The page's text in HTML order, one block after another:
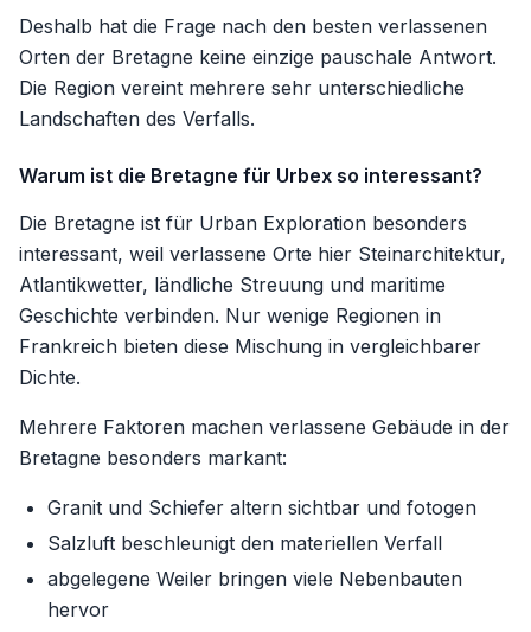
Deshalb hat die Frage nach den besten verlassenen
Orten der Bretagne keine einzige pauschale Antwort.
Die Region vereint mehrere sehr unterschiedliche
Landschaften des Verfalls.
Warum ist die Bretagne für Urbex so interessant?
Die Bretagne ist für Urban Exploration besonders
interessant, weil verlassene Orte hier Steinarchitektur,
Atlantikwetter, ländliche Streuung und maritime
Geschichte verbinden. Nur wenige Regionen in
Frankreich bieten diese Mischung in vergleichbarer
Dichte.
Mehrere Faktoren machen verlassene Gebäude in der
Bretagne besonders markant:
Granit und Schiefer altern sichtbar und fotogen
Salzluft beschleunigt den materiellen Verfall
abgelegene Weiler bringen viele Nebenbauten
hervor